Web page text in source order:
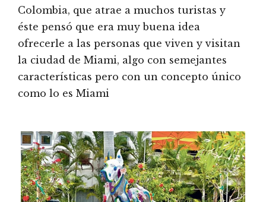
Colombia, que atrae a muchos turistas y
éste pensó que era muy buena idea
ofrecerle a las personas que viven y visitan
la ciudad de Miami, algo con semejantes
características pero con un concepto único
como lo es Miami